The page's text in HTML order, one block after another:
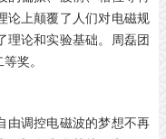
论上颠覆了人们对电磁规
理论和实验基础。周磊团
奖。
由调控电磁波的梦想不再